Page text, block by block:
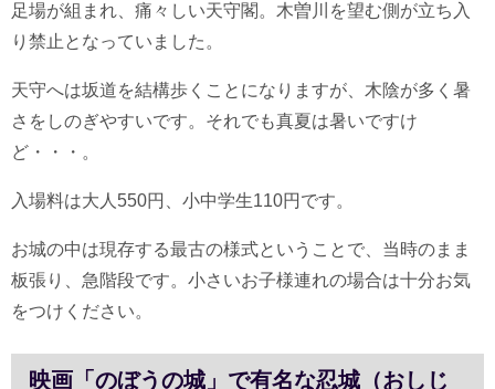
足場が組まれ、痛々しい天守閣。木曽川を望む側が立ち入
り禁止となっていました。
天守へは坂道を結構歩くことになりますが、木陰が多く暑
さをしのぎやすいです。それでも真夏は暑いですけ
ど・・・。
入場料は大人550円、小中学生110円です。
お城の中は現存する最古の様式ということで、当時のまま
板張り、急階段です。小さいお子様連れの場合は十分お気
をつけください。
映画「のぼうの城」で有名な忍城（おしじ